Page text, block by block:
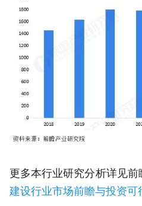
更多本行业研究分析详见
建设行业市场前瞻与投资可